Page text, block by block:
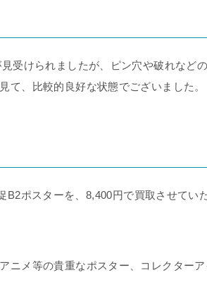
受けられましたが、ピン穴や破れなど
て、比較的良好な状態でございました。
ポスターを、8,400円で買取させてい
ニメ等の貴重なポスター、コレクターア